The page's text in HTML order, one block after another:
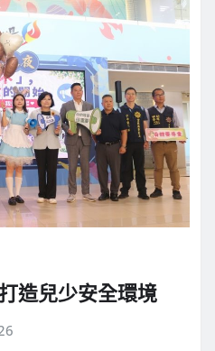
造兒少安全環境